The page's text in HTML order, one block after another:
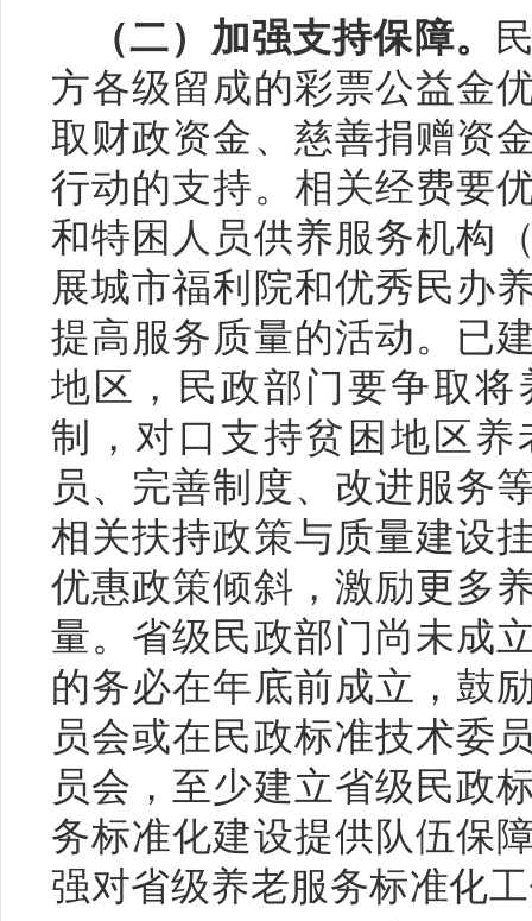
（二）加强支持保障。
方各级留成的彩票公益金
取财政资金、慈善捐赠资
行动的支持。相关经费要
和特困人员供养服务机构
展城市福利院和优秀民办
提高服务质量的活动。已
地区，民政部门要争取
制，对口支持贫困地区
员、完善制度、改进服务
相关扶持政策与质量建设
优惠政策倾斜，激励更多
量。省级民政部门尚未成
的务必在年底前成立，鼓
员会或在民政标准技术委
员会，至少建立省级民政
务标准化建设提供队伍保
强对省级养老服务标准化